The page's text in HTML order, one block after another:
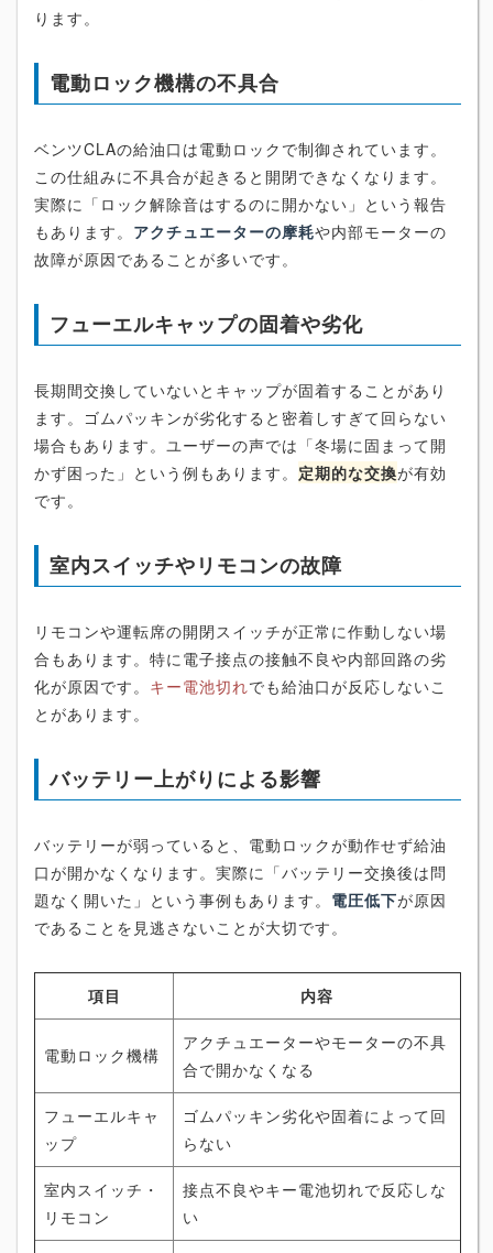
ります。
電動ロック機構の不具合
ベンツCLAの給油口は電動ロックで制御されています。
この仕組みに不具合が起きると開閉できなくなります。
実際に「ロック解除音はするのに開かない」という報告
もあります。 アクチュエーターの摩耗や内部モーターの
故障が原因であることが多いです。
フューエルキャップの固着や劣化
長期間交換していないとキャップが固着することがあり
ます。ゴムパッキンが劣化すると密着しすぎて回らない
場合もあります。ユーザーの声では「冬場に固まって開
かず困った」という例もあります。 定期的な交換が有効
です。
室内スイッチやリモコンの故障
リモコンや運転席の開閉スイッチが正常に作動しない場
合もあります。特に電子接点の接触不良や内部回路の劣
化が原因です。 キー電池切れでも給油口が反応しないこ
とがあります。
バッテリー上がりによる影響
バッテリーが弱っていると、電動ロックが動作せず給油
口が開かなくなります。実際に「バッテリー交換後は問
題なく開いた」という事例もあります。 電圧低下が原因
であることを見逃さないことが大切です。
項目 内容
電動ロック機構
アクチュエーターやモーターの不具
合で開かなくなる
フューエルキャ
ップ
ゴムパッキン劣化や固着によって回
らない
室内スイッチ・
リモコン
接点不良やキー電池切れで反応しな
い